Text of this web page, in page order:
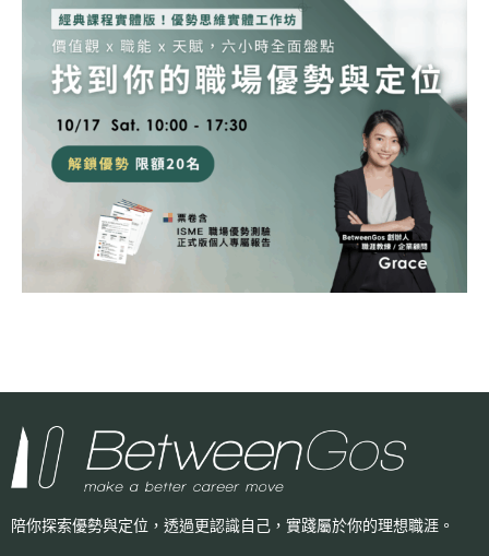
陪你探索優勢與定位，透過更認識自己， 實踐屬於你的理想職涯。